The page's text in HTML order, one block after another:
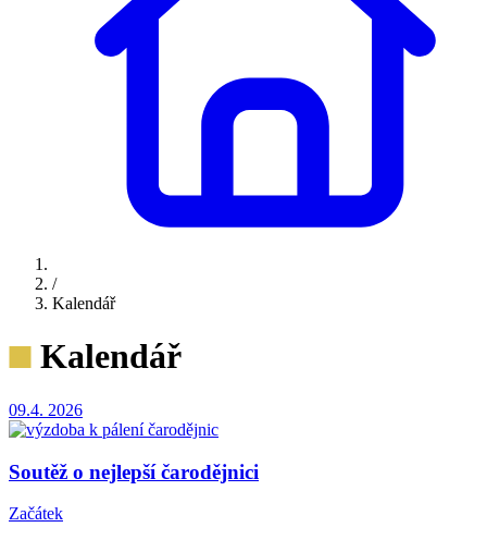
/
Kalendář
Kalendář
09.4. 2026
Soutěž o nejlepší čarodějnici
Začátek